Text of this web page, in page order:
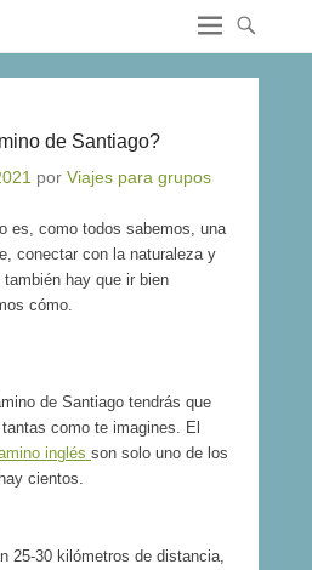
de Santiago?
por Viajes para grupos
es, como todos sabemos, una
conectar con la naturaleza y
hay que ir bien
cómo.
de Santiago tendrás que
como te imagines. El
inglés son solo uno de los
cientos.
25-30 kilómetros de distancia,